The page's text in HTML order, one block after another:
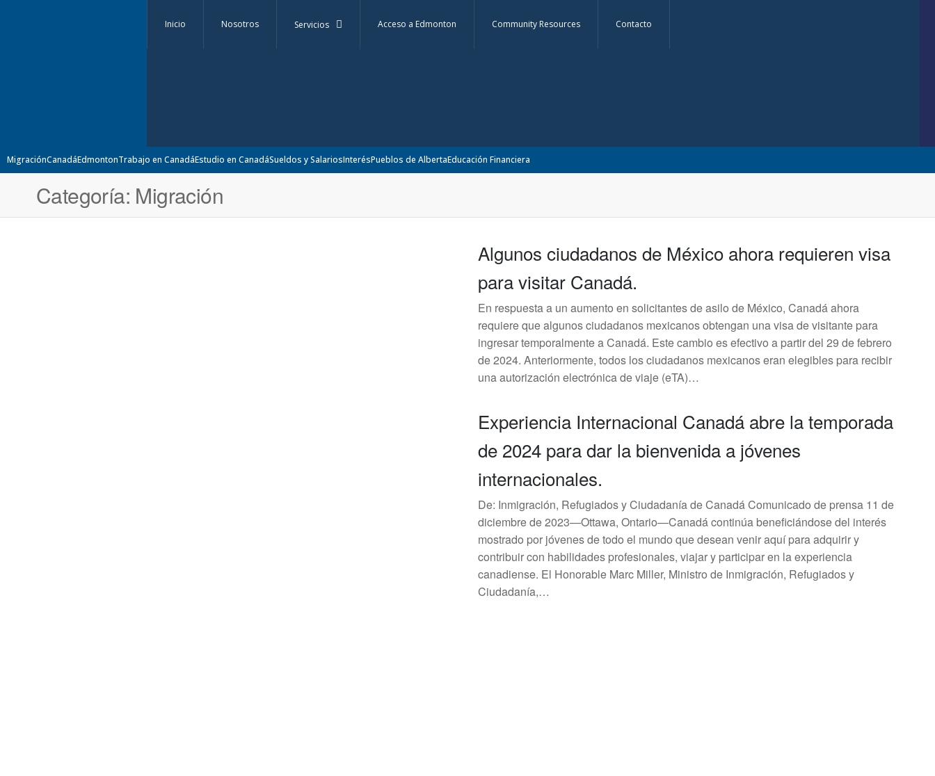
Inicio Nosotros Servicios Acceso a Edmonton Community Resources Contacto
MigraciónCanadáEdmontonTrabajo en CanadáEstudio en CanadáSueldos y SalariosInterésPueblos de AlbertaEducación Financiera
Categoría: Migración
Algunos ciudadanos de México ahora requieren visa
para visitar Canadá.
En respuesta a un aumento en solicitantes de asilo de México, Canadá ahora
requiere que algunos ciudadanos mexicanos obtengan una visa de visitante para
ingresar temporalmente a Canadá. Este cambio es efectivo a partir del 29 de febrero
de 2024. Anteriormente, todos los ciudadanos mexicanos eran elegibles para recibir
una autorización electrónica de viaje (eTA)…
Experiencia Internacional Canadá abre la temporada
de 2024 para dar la bienvenida a jóvenes
internacionales.
De: Inmigración, Refugiados y Ciudadanía de Canadá Comunicado de prensa 11 de
diciembre de 2023—Ottawa, Ontario—Canadá continúa beneficiándose del interés
mostrado por jóvenes de todo el mundo que desean venir aquí para adquirir y
contribuir con habilidades profesionales, viajar y participar en la experiencia
canadiense. El Honorable Marc Miller, Ministro de Inmigración, Refugiados y
Ciudadanía,…